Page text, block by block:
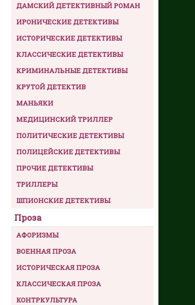
ДАМСКИЙ ДЕТЕКТИВНЫЙ РОМАН
ИРОНИЧЕСКИЕ ДЕТЕКТИВЫ
ИСТОРИЧЕСКИЕ ДЕТЕКТИВЫ
КЛАССИЧЕСКИЕ ДЕТЕКТИВЫ
КРИМИНАЛЬНЫЕ ДЕТЕКТИВЫ
КРУТОЙ ДЕТЕКТИВ
МАНЬЯКИ
МЕДИЦИНСКИЙ ТРИЛЛЕР
ПОЛИТИЧЕСКИЕ ДЕТЕКТИВЫ
ПОЛИЦЕЙСКИЕ ДЕТЕКТИВЫ
ПРОЧИЕ ДЕТЕКТИВЫ
ТРИЛЛЕРЫ
ШПИОНСКИЕ ДЕТЕКТИВЫ
Проза
АФОРИЗМЫ
ВОЕННАЯ ПРОЗА
ИСТОРИЧЕСКАЯ ПРОЗА
КЛАССИЧЕСКАЯ ПРОЗА
КОНТРКУЛЬТУРА